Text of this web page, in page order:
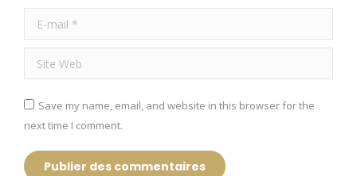
E-mail *
Site Web
Save my name, email, and website in this browser for the
next time I comment.
Publier des commentaires